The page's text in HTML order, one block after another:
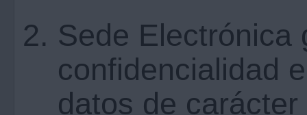
Sede Electrónica
confidencialidad
datos de